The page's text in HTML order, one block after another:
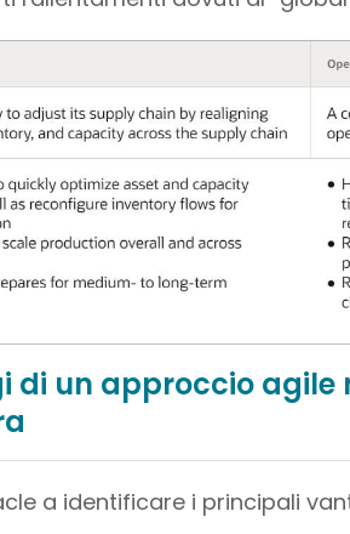
di un approccio agile
a identificare i principali